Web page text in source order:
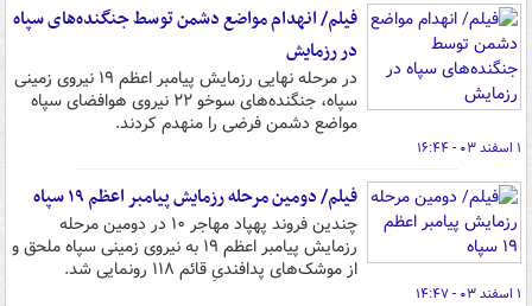
فیلم/ انهدام مواضع دشمن توسط جنگنده‌های سپاه
در رزمایش
در مرحله نهایی رزمایش پیامبر اعظم ۱۹ نیروی زمینی
سپاه، جنگنده‌های سوخو ۲۲ نیروی هوافضای سپاه
مواضع دشمن فرضی را منهدم کردند.
۱ اسفند ۰۳ - ۱۶:۴۴
فیلم/ دومین مرحله رزمایش پیامبر اعظم ۱۹ سپاه
چندین فروند پهپاد مهاجر ۱۰ در دومین مرحله
رزمایش پیامبر اعظم ۱۹ به نیروی زمینی سپاه ملحق و
از موشک‌های پدافندیِ قائم ۱۱۸ رونمایی شد.
۱ اسفند ۰۳ - ۱۴:۴۷